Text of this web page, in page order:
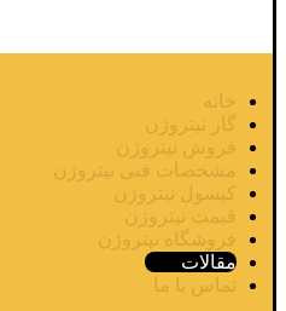
خانه
گاز نیتروژن
فروش نیتروژن
مشخصات فنی نیتروژن
کپسول نیتروژن
قیمت نیتروژن
فروشگاه نیتروژن
مقالات
تماس با ما